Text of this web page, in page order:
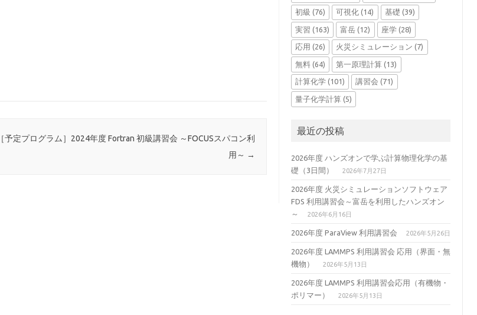
［予定プログラム］2024年度 Fortran 初級講習会 ～FOCUSスパコン利
用～ →
初級 (76) 可視化 (14) 基礎 (39)
実習 (163) 富岳 (12) 座学 (28)
応用 (26) 火災シミュレーション (7)
無料(64) 第一原理計算 (13)
計算化学(101) 講習会 (71)
量子化学計算(5)
最近の投稿
2026年度 ハンズオンで学ぶ計算物理化学の基
礎（3日間）
2026年7月27日
2026年度 火災シミュレーションソフトウェア
FDS 利用講習会～富岳を利用したハンズオン
～
2026年6月16日
2026年度 ParaView 利用講習会 2026年5月26日
2026年度 LAMMPS 利用講習会 応用（界面・無
機物）
2026年5月13日
2026年度 LAMMPS 利用講習会応用（有機物・
ポリマー）
2026年5月13日